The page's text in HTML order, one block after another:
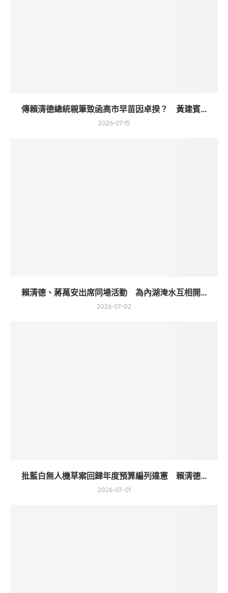
傳賴清德總統親筆致函高市早苗因卓揆？ 黃建賓...
2026-07-15
賴清德、蔣萬安出席同場活動 為內湖淹水互相開...
2026-07-02
批藍白無人機草案回歸年度預算編列違憲 賴清德...
2026-07-01